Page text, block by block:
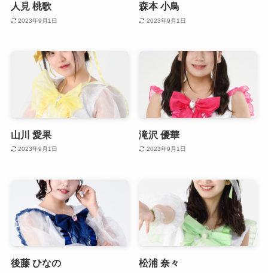
人見 桃歌
2023年9月1日
森本 小鳥
2023年9月1日
山川 愛果
2023年9月1日
滝沢 優華
2023年9月1日
後藤 ひなの 松浦 奈々